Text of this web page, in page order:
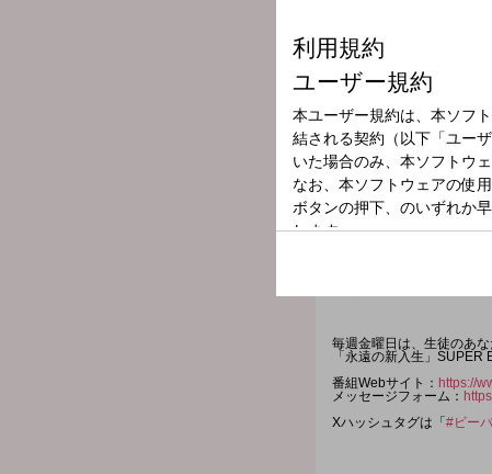
放送局
放送時間
2025年5月30
番組名
ビーバー
毎週金曜日は、生徒のあ
「永遠の新入生」SUPER
番組Webサイト： https://
メッセージフォーム：
Xハッシュタグは「 #ビー